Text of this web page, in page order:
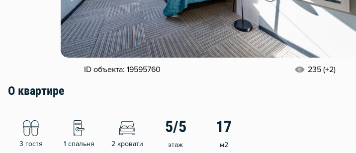
ID объекта: 19595760 235 (+2)
О квартире
3 гостя 1 спальня 2 кровати
5/5
этаж
17
м2